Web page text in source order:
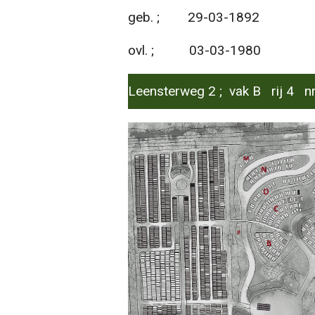
geb. ; 29-03-1892
ovl. ; 03-03-1980
Leensterweg 2 ; vak B rij 4